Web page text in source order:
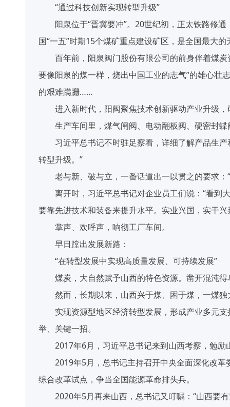
“通过科技创新实现转型升级”
阳泉位于“晋冀要冲”。20世纪初，正太铁路修通
国“一五”时期15个煤矿重点建设矿区，是全国最大
百年前，阳泉阀门股份有限公司的前身伴着煤炭
要像阳泉的煤一样，烧出中国工业的志气”的雄心壮
的艰难蹒跚……
进入新时代，阳阀聚焦技术创新驱动产业升级，
生产车间里，煤气闸阀、电动翻板阀、硬密封
习近平总书记不时驻足察看，详细了解产品生产
转型升级。”
老与新、破与立，一番话道出一以贯之的要求：“
离开时，习近平总书记对企业员工们说：“看到
要靠先进技术和装备来提升水平。实业兴国，实干
掌声、欢呼声，响彻工厂车间。
早日蹚出发展新路：
“在转型发展中实现高质量发展、可持续发展”
煤炭，大自然赋予山西的特色资源。凿开混沌得
然而，长期以来，山西兴于煤、困于煤，一煤独
实现资源型地区经济转型发展，形成产业多元支
举、关键一招。
2017年6月，习近平总书记来到山西考察，勉励
2019年5月，总书记主持召开中央全面深化改革
综合改革试点，争当全国能源革命排头兵。
2020年5月再来山西，总书记又叮嘱：“山西要有